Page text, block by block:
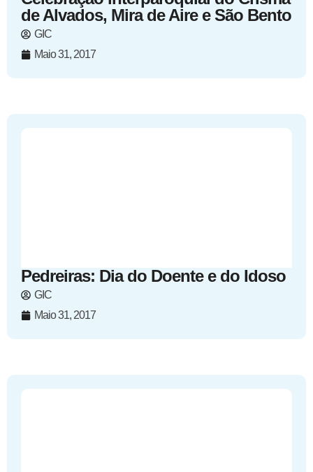
de Alvados, Mira de Aire e São Bento
GIC
Maio 31, 2017
Pedreiras: Dia do Doente e do Idoso
GIC
Maio 31, 2017